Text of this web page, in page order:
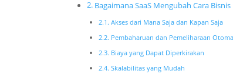
Bagaimana SaaS Mengubah Cara Bisnis
Akses dari Mana Saja dan Kapan Saja
Pembaharuan dan Pemeliharaan
Biaya yang Dapat Diperkirakan
Skalabilitas yang Mudah